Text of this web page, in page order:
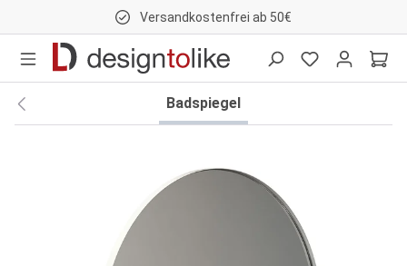
Versandkostenfrei ab 50€
Badspiegel